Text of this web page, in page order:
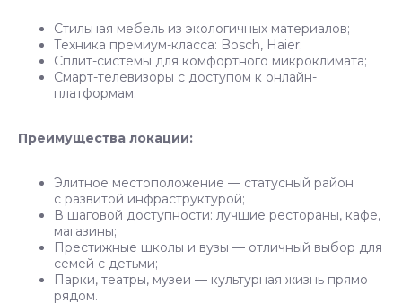
Стильная мебель из экологичных материалов;
Техника премиум-класса: Bosch, Haier;
Сплит-системы для комфортного микроклимата;
Смарт-телевизоры с доступом к онлайн-
платформам.
Преимущества локации:
Элитное местоположение — статусный район
с развитой инфраструктурой;
В шаговой доступности: лучшие рестораны, кафе,
магазины;
Престижные школы и вузы — отличный выбор для
семей с детьми;
Парки, театры, музеи — культурная жизнь прямо
рядом.